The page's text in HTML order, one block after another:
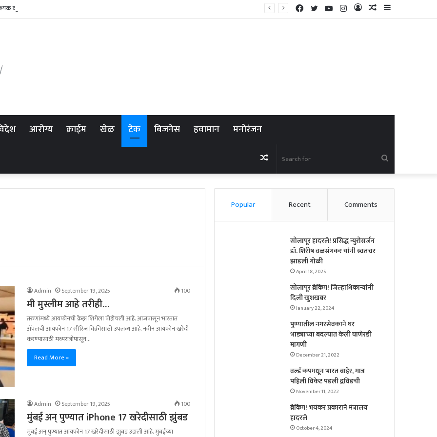
वस्तू होणार स्वस्त Sidebar
Random
Log
Instagram
YouTube
Twitter
Facebook
आरोग्य क्राईम खेळ टेक बिजनेस हवामान मनोरंजन
Search
for
Random
Article
Admin September 19, 2025 100
मी मुस्लीम आहे तरीही…
तरुणांमध्ये आयफोनची क्रेझ शिगेला पोहोचली आहे. आजपासून भारतात
अ‍ॅपलची आयफोन 17 सीरिज विक्रीसाठी उपलब्ध आहे. नवीन आयफोन खरेदी
करण्यासाठी मध्यरात्रीपासून…
Read More »
Admin September 19, 2025 100
मुंबई अन् पुण्यात iPhone 17 खरेदीसाठी झुंबड
मुंबई अन् पुण्यात आयफोन 17 खरेदीसाठी झुंबड उडाली आहे. मुंबईच्या
Popular Recent Comments
सोलापूर हादरले! प्रसिद्ध न्युरोसर्जन
डॉ. शिरीष वळसंगकर यांनी स्वतःवर
झाडली गोळी
April 18, 2025
सोलापूर ब्रेकिंग! जिल्हाधिकाऱ्यांनी
दिली खुशखबर
January 22, 2024
पुण्यातील नगरसेवकाने घर
भाड्याच्या बदल्यात केली घाणेरडी
मागणी
December 21, 2022
वर्ल्ड कपमधून भारत बाहेर, मात्र
पहिली विकेट पडली द्रविडची
November 11, 2022
ब्रेकिंग! भयंकर प्रकाराने मंत्रालय
हादरले
October 4, 2024